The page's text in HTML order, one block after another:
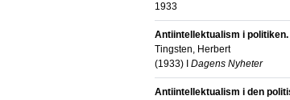
1933
Antiintellektualism i
Tingsten, Herbert
(1933) I Dagens Nyheter
Antiintellektualism i den